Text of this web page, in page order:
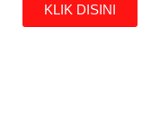
KLIK DISINI